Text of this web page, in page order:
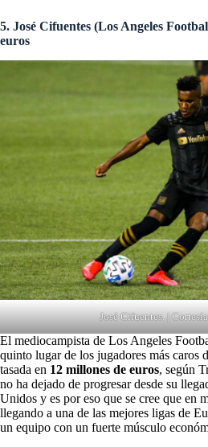
5. José Cifuentes (Los Angeles
euros
José Cifuentes. |
El mediocampista de Los Angeles
quinto lugar de los jugadores más caros
tasada en 12 millones de euros, según
no ha dejado de progresar desde su
Unidos y es por eso que se cree que en
llegando a una de las mejores ligas de
un equipo con un fuerte músculo